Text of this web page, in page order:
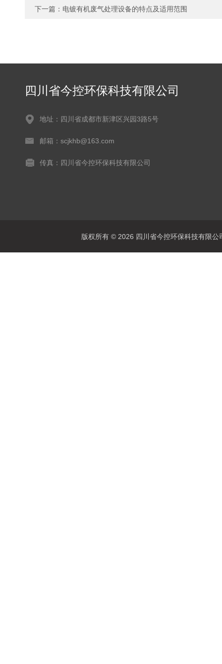
下一篇： 电镀有机废气处理设备的特点及适用范围
四川省今控环保科技有限公司
地址：四川省成都市新津区兴园3路5号
邮箱：scjkhb@163.com
传真：四川省今控环保科技有限公司
版权所有 © 2026 四川省今控环保科技有